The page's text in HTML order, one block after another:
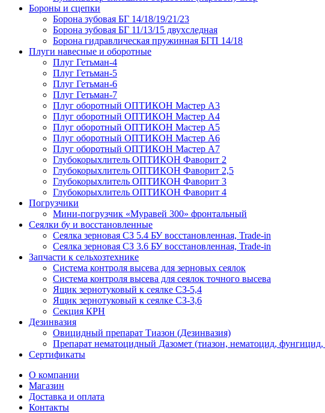
Бороны и сцепки
Борона зубовая БГ 14/18/19/21/23
Борона зубовая БГ 11/13/15 двухследная
Борона гидравлическая пружинная БГП 14/18
Плуги навесные и оборотные
Плуг Гетьман-4
Плуг Гетьман-5
Плуг Гетьман-6
Плуг Гетьман-7
Плуг оборотный ОПТИКОН Мастер А3
Плуг оборотный ОПТИКОН Мастер А4
Плуг оборотный ОПТИКОН Мастер А5
Плуг оборотный ОПТИКОН Мастер А6
Плуг оборотный ОПТИКОН Мастер А7
Глубокорыхлитель ОПТИКОН Фаворит 2
Глубокорыхлитель ОПТИКОН Фаворит 2,5
Глубокорыхлитель ОПТИКОН Фаворит 3
Глубокорыхлитель ОПТИКОН Фаворит 4
Погрузчики
Мини-погрузчик «Муравей 300» фронтальный
Сеялки бу и восстановленные
Сеялка зерновая СЗ 5.4 БУ восстановленная, Trade-in
Сеялка зерновая СЗ 3.6 БУ восстановленная, Trade-in
Запчасти к сельхозтехнике
Система контроля высева для зерновых сеялок
Система контроля высева для сеялок точного высева
Ящик зернотуковый к сеялке СЗ-5,4
Ящик зернотуковый к сеялке СЗ-3,6
Секция КРН
Дезинвазия
Овицидный препарат Тиазон (Дезинвазия)
Препарат нематоцидный Дазомет (тиазон, нематоцид,
Сертификаты
О компании
Магазин
Доставка и оплата
Контакты